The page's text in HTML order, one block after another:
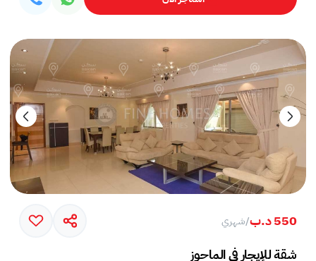
550 د.ب /شهري
شقة للإيجار في الماحوز